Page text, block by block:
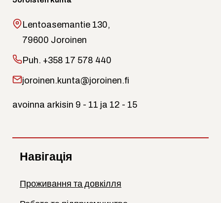
Lentoasemantie 130,
79600 Joroinen
Puh. +358 17 578 440
joroinen.kunta@joroinen.fi
avoinna arkisin 9 - 11 ja 12 - 15
Навігація
Проживання та довкілля